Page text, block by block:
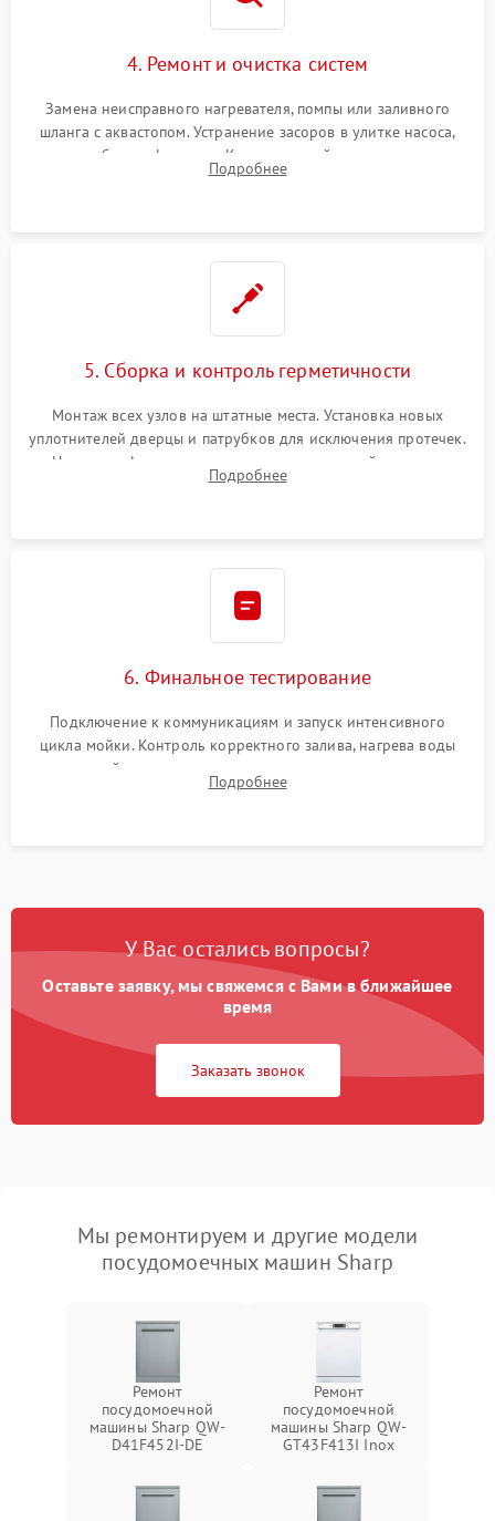
4. Ремонт и очистка систем
Замена неисправного нагревателя, помпы или заливного
шланга с аквастопом. Устранение засоров в улитке насоса,
патрубках и фильтрах. Компонентный ремонт платы
управления, восстановление поврежденной проводки.
Подробнее
5. Сборка и контроль герметичности
Монтаж всех узлов на штатные места. Установка новых
уплотнителей дверцы и патрубков для исключения протечек.
Надежная фиксация хомутов гидравлической системы,
сборка корпуса и установка датчика поплавка.
Подробнее
6. Финальное тестирование
Подключение к коммуникациям и запуск интенсивного
цикла мойки. Контроль корректного залива, нагрева воды
до нужной температуры, отсутствия посторонних шумов,
штатного слива и абсолютной сухости в поддоне.
Подробнее
У Вас остались вопросы?
Оставьте заявку, мы свяжемся с Вами в ближайшее
время
Заказать звонок
Мы ремонтируем и другие модели
посудомоечных машин Sharp
Ремонт
посудомоечной
машины Sharp QW-
D41F452I-DE
Ремонт
посудомоечной
машины Sharp QW-
GT43F413I Inox